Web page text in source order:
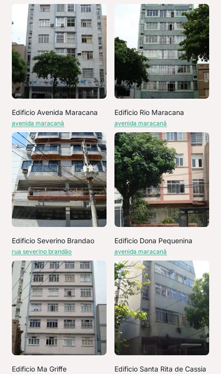
Edificio Avenida Maracana
avenida maracanã
Edificio Rio Maracana
avenida maracanã
Edificio Severino Brandao
rua severino brandão
Edificio Dona Pequenina
avenida maracanã
Edificio Ma Griffe Edificio Santa Rita de Cassia